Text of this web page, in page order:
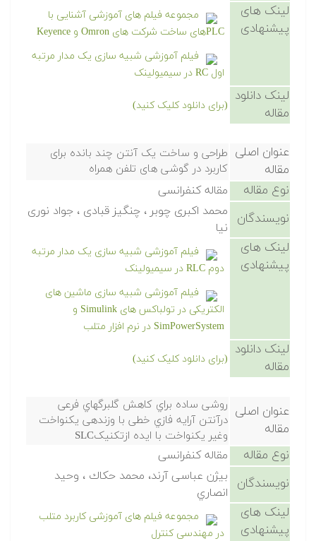
لینک های
پیشنهادی
مجموعه فیلم های آموزشی آشنایی با
PLCهای ساخت شرکت های Omron و Keyence
فیلم آموزشی شبیه سازی یک مدار مرتبه
اول RC در سیمیولینک
لینک دانلود
مقاله
(برای دانلود کلیک کنید)
عنوان اصلی
مقاله
طراحی و ساخت یک آنتن چند بانده برای
کاربرد در گوشی های تلفن همراه
نوع مقاله مقاله کنفرانسی
نویسندگان
محمد اکبری چوبر ، چنگیز قبادی ، جواد نوری
نیا
لینک های
پیشنهادی
فیلم آموزشی شبیه سازی یک مدار مرتبه
دوم RLC در سیمیولینک
فیلم آموزشی شبیه سازی ماشین های
الکتریکی در تولباکس های Simulink و
SimPowerSystem در نرم افزار متلب
لینک دانلود
مقاله
(برای دانلود کلیک کنید)
عنوان اصلی
مقاله
روشی ساده براي کاهش گلبرگهاي فرعی
درآنتن آرایه فازي خطی با وزندهی یکنواخت
وغیر یکنواخت با ایده ازتکنیکSLC
نوع مقاله مقاله کنفرانسی
نویسندگان
بیژن عباسی آرند، محمد حکاك ، وحید
انصاري
لینک های
پیشنهادی
مجموعه فیلم های آموزشی کاربرد متلب
در مهندسی کنترل